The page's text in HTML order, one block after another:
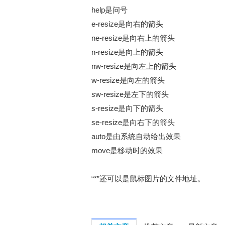
help是问号
e-resize是向右的箭头
ne-resize是向右上的箭头
n-resize是向上的箭头
nw-resize是向左上的箭头
w-resize是向左的箭头
sw-resize是左下的箭头
s-resize是向下的箭头
se-resize是向右下的箭头
auto是由系统自动给出效果
move是移动时的效果
“*”还可以是鼠标图片的文件地址。